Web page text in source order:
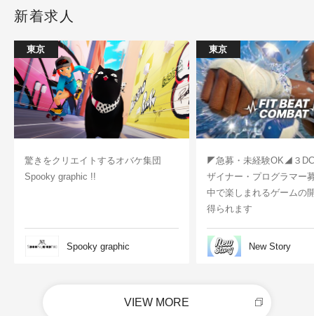
新着求人
東京
驚きをクリエイトするオバケ集団
Spooky graphic !!
Spooky graphic
東京
◤急募・未経験OK◢３
ザイナー・プログラマー
中で楽しまれるゲームの
得られます
New Story
VIEW MORE